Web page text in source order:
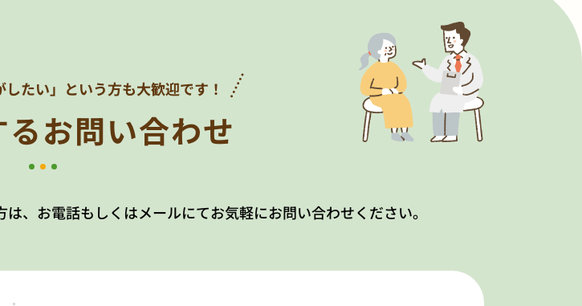
たい」 という方も大歓迎です！
お問い合わせ
、お電話もしくはメールにてお気軽にお問い合わせください。